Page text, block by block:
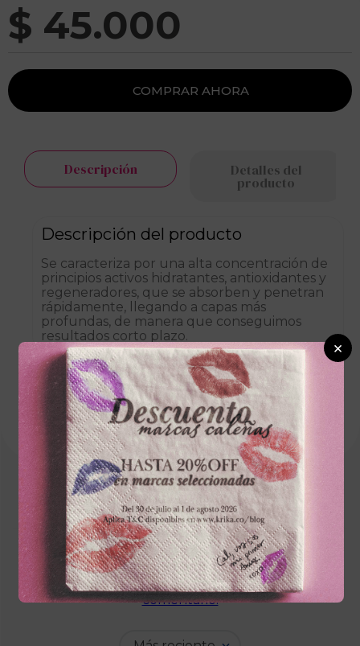
$ 45.000
Descripción Detalles del
producto
Descripción del producto
Se caracteriza por una alta concentración de
principios activos hidratantes, antioxidantes y
regeneradores, que se absorben y penetran
rápidamente, llegando a capas más
profundas, de manera que conseguimos
resultados corto plazo.
Cargando el resumen…
Por favor, inicia sesión para escribir un
comentario.
×